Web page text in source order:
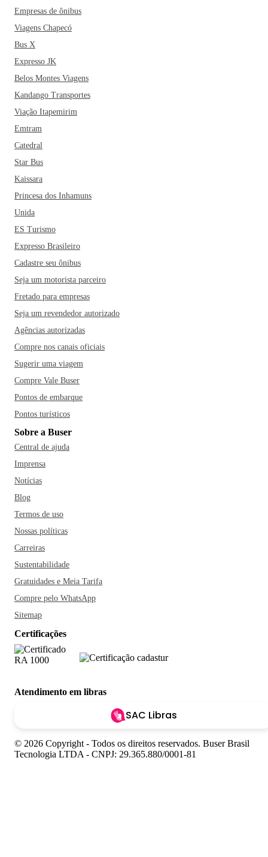
Empresas de ônibus
Viagens Chapecó
Bus X
Expresso JK
Belos Montes Viagens
Kandango Transportes
Viação Itapemirim
Emtram
Catedral
Star Bus
Kaissara
Princesa dos Inhamuns
Unida
ES Turismo
Expresso Brasileiro
Cadastre seu ônibus
Seja um motorista parceiro
Fretado para empresas
Seja um revendedor autorizado
Agências autorizadas
Compre nos canais oficiais
Sugerir uma viagem
Compre Vale Buser
Pontos de embarque
Pontos turísticos
Sobre a Buser
Central de ajuda
Imprensa
Notícias
Blog
Termos de uso
Nossas políticas
Carreiras
Sustentabilidade
Gratuidades e Meia Tarifa
Compre pelo WhatsApp
Sitemap
Certificações
Atendimento em libras
SAC Libras
© 2026 Copyright - Todos os direitos reservados. Buser Brasil
Tecnologia LTDA - CNPJ: 29.365.880/0001-81